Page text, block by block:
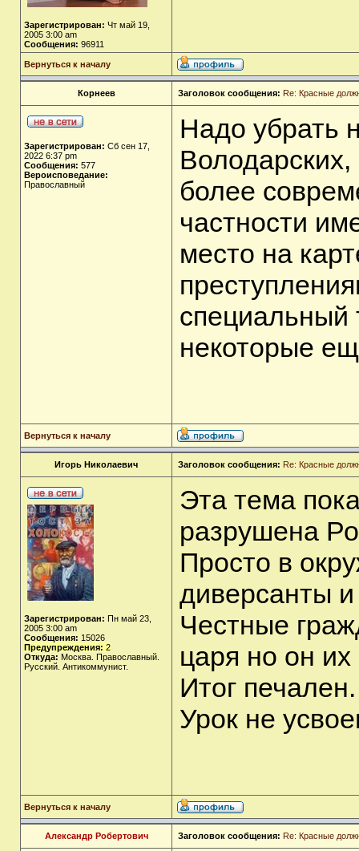
Зарегистрирован: Чт май 19,
2005 3:00 am
Сообщения: 96911
Вернуться к началу
Корнеев Заголовок сообщения: Re: Красные
Зарегистрирован: Сб сен 17,
2022 6:37 pm
Сообщения: 577
Вероисповедание:
Православный
Надо убрать
более
частности
место на
специальный
некоторые
Вернуться к началу
Игорь Николаевич Заголовок сообщения: Re: Красные
Зарегистрирован: Пн май 23,
2005 3:00 am
Сообщения: 15026
Предупреждения: 2
Откуда: Москва. Православный.
Русский. Антикоммунист.
Эта тема
разрушена
Просто в
диверсанты
Честные
царя но он
Итог печален.
Урок не
Вернуться к началу
Александр Робертович Заголовок сообщения: Re: Красные